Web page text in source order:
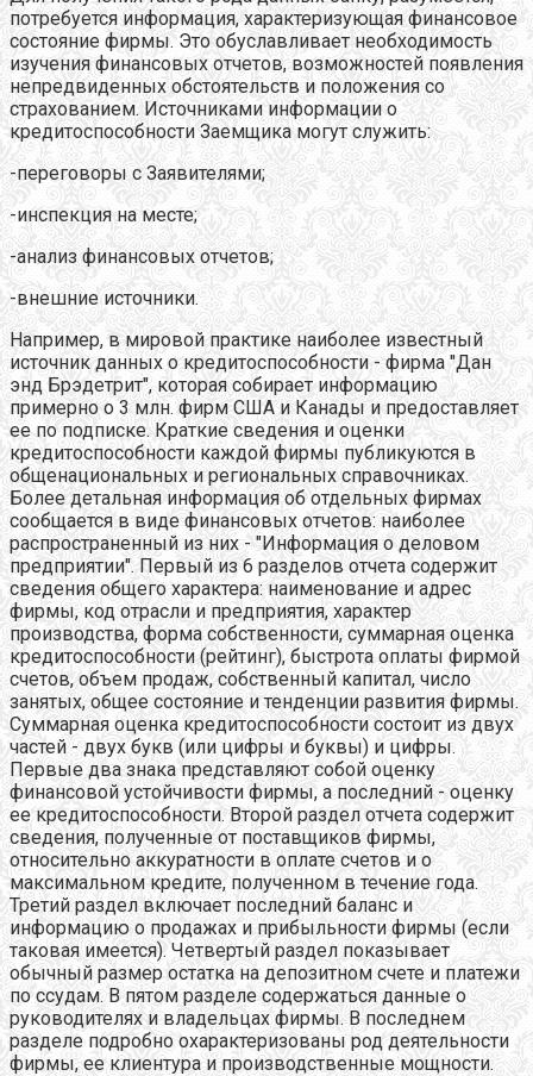
потребуется информация, характеризующая финансовое
состояние фирмы. Это обуславливает необходимость
изучения финансовых отчетов, возможностей появления
непредвиденных обстоятельств и положения со
страхованием. Источниками информации о
кредитоспособности Заемщика могут служить:
-переговоры с Заявителями;
-инспекция на месте;
-анализ финансовых отчетов;
-внешние источники.
Например, в мировой практике наиболее известный
источник данных о кредитоспособности - фирма "Дан
энд Брэдетрит", которая собирает информацию
примерно о 3 млн. фирм США и Канады и предоставляет
ее по подписке. Краткие сведения и оценки
кредитоспособности каждой фирмы публикуются в
общенациональных и региональных справочниках.
Более детальная информация об отдельных фирмах
сообщается в виде финансовых отчетов: наиболее
распространенный из них - "Информация о деловом
предприятии". Первый из 6 разделов отчета содержит
сведения общего характера: наименование и адрес
фирмы, код отрасли и предприятия, характер
производства, форма собственности, суммарная оценка
кредитоспособности (рейтинг), быстрота оплаты фирмой
счетов, объем продаж, собственный капитал, число
занятых, общее состояние и тенденции развития фирмы.
Суммарная оценка кредитоспособности состоит из двух
частей - двух букв (или цифры и буквы) и цифры.
Первые два знака представляют собой оценку
финансовой устойчивости фирмы, а последний - оценку
ее кредитоспособности. Второй раздел отчета содержит
сведения, полученные от поставщиков фирмы,
относительно аккуратности в оплате счетов и о
максимальном кредите, полученном в течение года.
Третий раздел включает последний баланс и
информацию о продажах и прибыльности фирмы (если
таковая имеется). Четвертый раздел показывает
обычный размер остатка на депозитном счете и платежи
по ссудам. В пятом разделе содержаться данные о
руководителях и владельцах фирмы. В последнем
разделе подробно охарактеризованы род деятельности
фирмы, ее клиентура и производственные мощности.